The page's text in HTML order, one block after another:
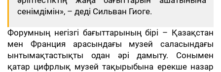
сенімдімін», – деді Сильван Гиоге.
Форумның негізгі бағыттарының бірі – Қазақстан
мен Франция арасындағы музей саласындағы
ынтымақтастықты одан әрі дамыту. Сонымен
қатар цифрлық музей тақырыбына ерекше назар